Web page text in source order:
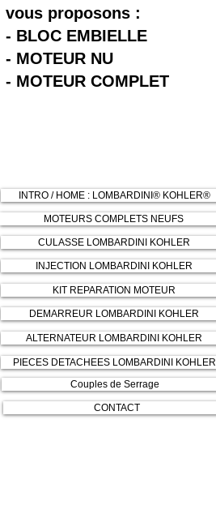
vous proposons :
- BLOC EMBIELLE
- MOTEUR NU
- MOTEUR COMPLET
INTRO / HOME : LOMBARDINI® KOHLER®
MOTEURS COMPLETS NEUFS
CULASSE LOMBARDINI KOHLER
INJECTION LOMBARDINI KOHLER
KIT REPARATION MOTEUR
DEMARREUR LOMBARDINI KOHLER
ALTERNATEUR LOMBARDINI KOHLER
PIECES DETACHEES LOMBARDINI KOHLER
Couples de Serrage
CONTACT